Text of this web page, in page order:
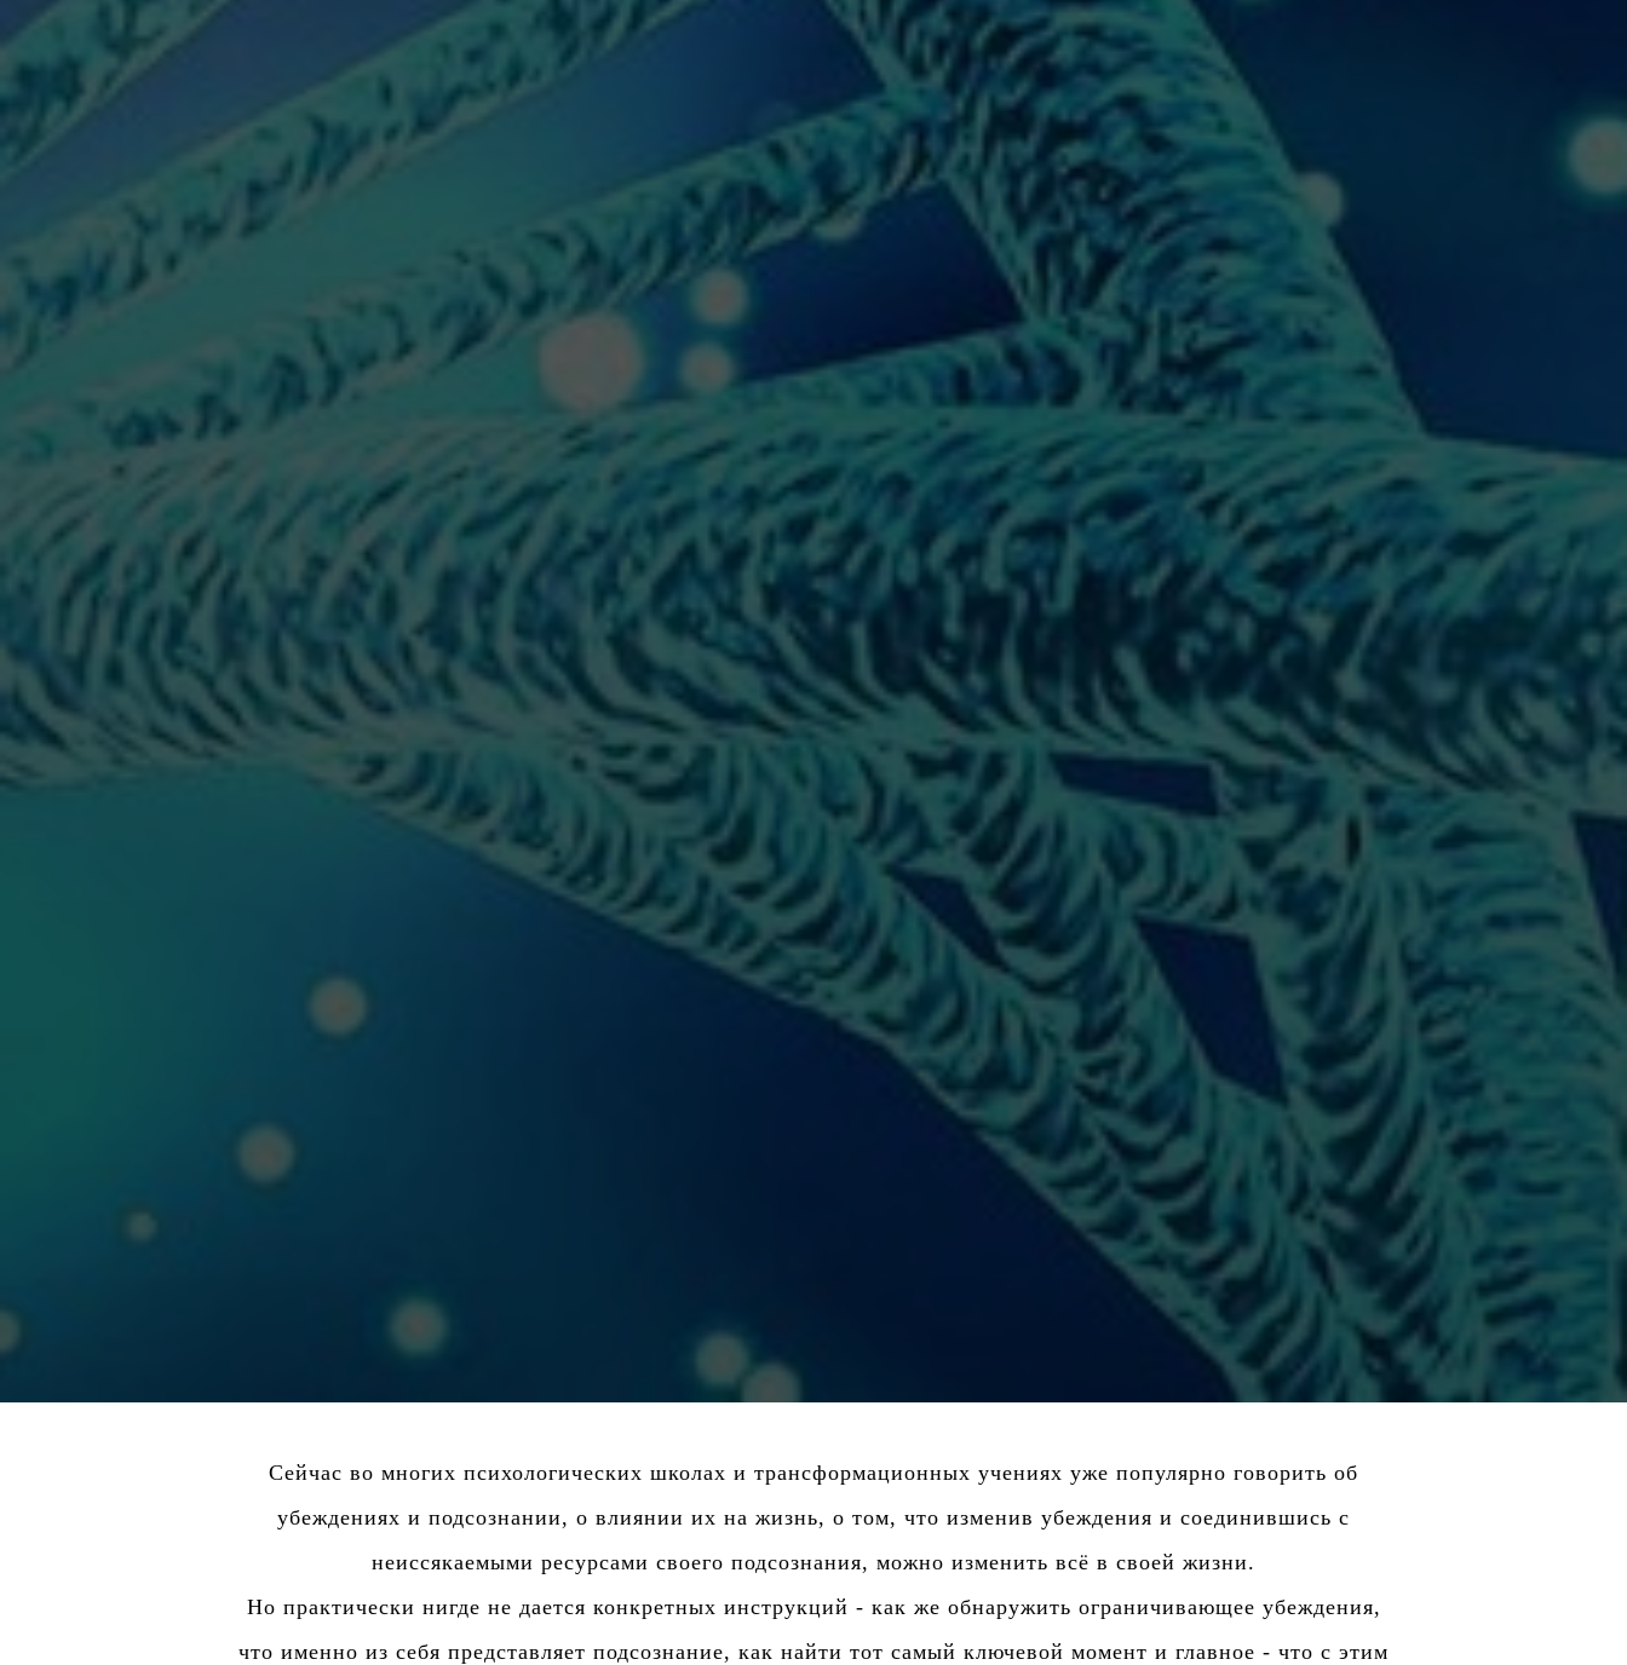
Сейчас во многих психологических школах и трансформационных учениях уже популярно говорить об
убеждениях и подсознании, о влиянии их на жизнь, о том, что изменив убеждения и соединившись с
неиссякаемыми ресурсами своего подсознания, можно изменить всё в своей жизни.
Но практически нигде не дается конкретных инструкций - как же обнаружить ограничивающее убеждения,
что именно из себя представляет подсознание, как найти тот самый ключевой момент и главное - что с этим